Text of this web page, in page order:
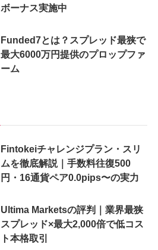
ボーナス実施中
Funded7とは？スプレッド最狭で
最大6000万円提供のプロップファ
ーム
Fintokeiチャレンジプラン・スリ
ムを徹底解説｜手数料往復500
円・16通貨ペア0.0pips〜の実力
Ultima Marketsの評判｜業界最狭
スプレッド×最大2,000倍で低コス
ト本格取引